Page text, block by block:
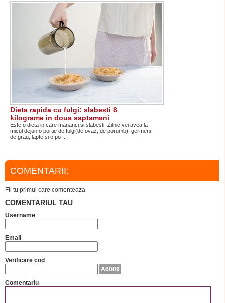
Dieta rapida cu fulgi: slabesti 8
kilograme in doua saptamani
Este o dieta in care mananci si slabesti! Zilnic vei avea la
micul dejun o portie de fulgi(de ovaz, de porumb), germeni
de grau, lapte si o po ...
COMENTARII:
Fii tu primul care comenteaza
COMENTARIUL TAU
Username
Email
Verificare cod
A6009
Comentariu